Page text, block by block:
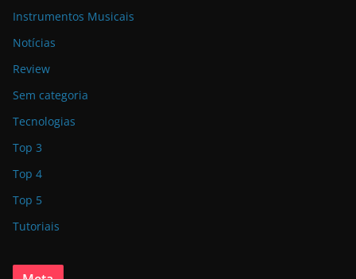
Instrumentos Musicais
Notícias
Review
Sem categoria
Tecnologias
Top 3
Top 4
Top 5
Tutoriais